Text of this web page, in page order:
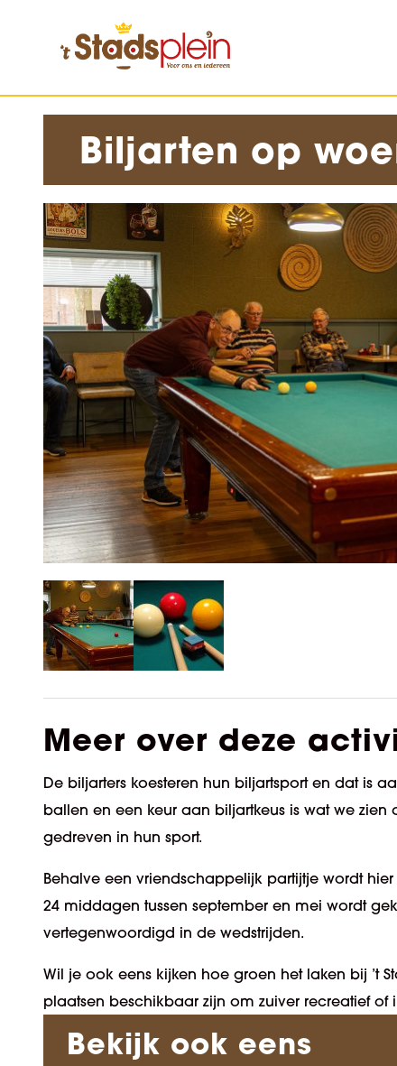
Biljarten op
Meer over deze
De biljarters koesteren hun biljartsport en dat is
ballen en een keur aan biljartkeus is wat we
gedreven in hun sport.
Behalve een vriendschappelijk partijtje wordt
24 middagen tussen september en mei wordt
vertegenwoordigd in de wedstrijden.
Wil je ook eens kijken hoe groen het laken bij ’t
plaatsen beschikbaar zijn om zuiver recreatief of
Bekijk ook eens